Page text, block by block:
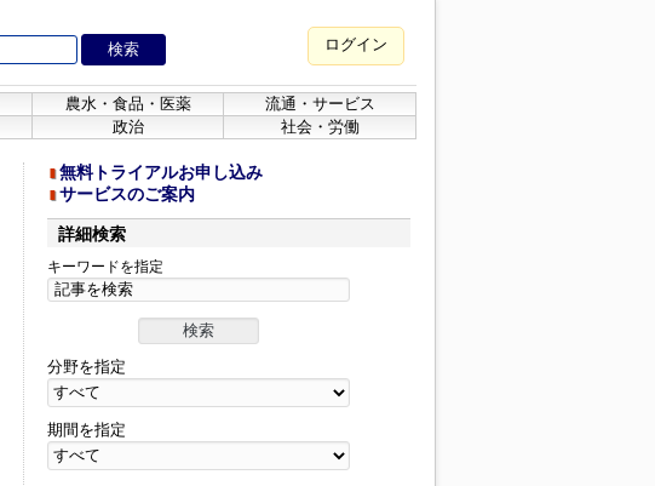
ログイン
農水・食品・医薬
流通・サービス
政治 社会・労働
無料トライアルお申し込み
サービスのご案内
詳細検索
キーワードを指定
分野を指定
期間を指定